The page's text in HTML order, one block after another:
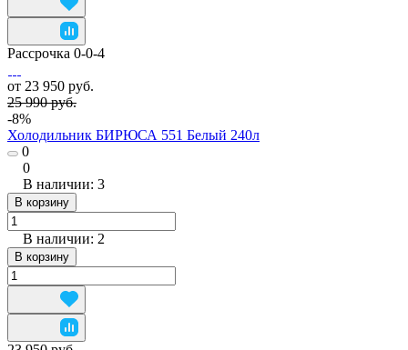
Рассрочка 0-0-4
от 23 950 руб.
25 990 руб.
-8%
Холодильник БИРЮСА 551 Белый 240л
0
0
В наличии: 3
В корзину
В наличии: 2
В корзину